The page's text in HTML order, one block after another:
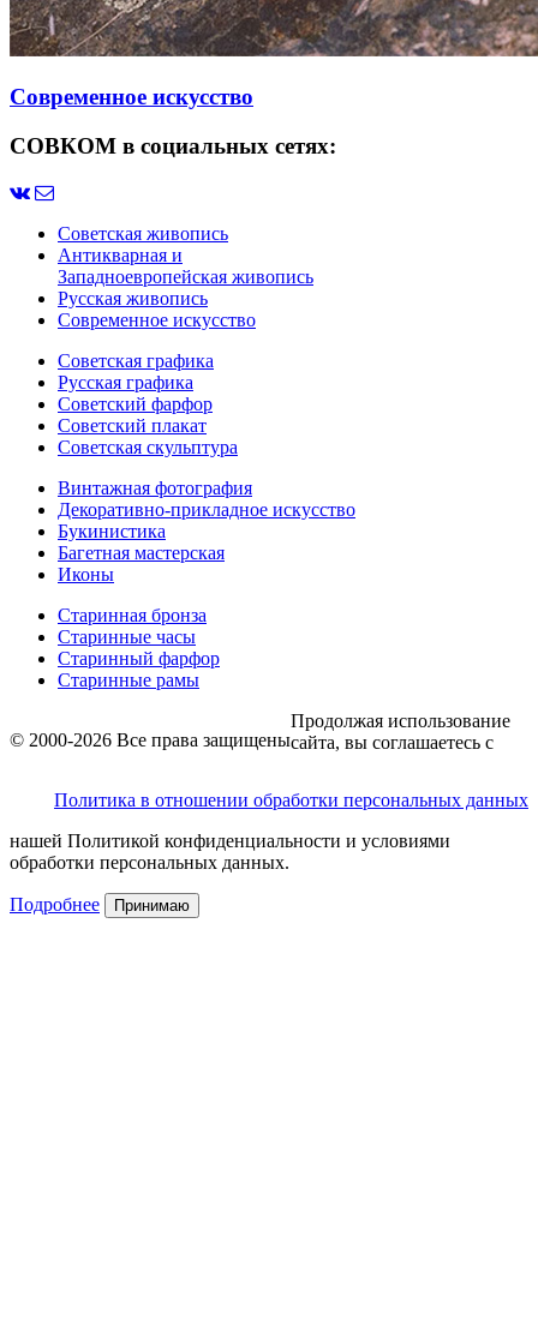
Современное искусство
СОВКОМ в социальных сетях:
Советская живопись
Антикварная и
Западноевропейская живопись
Русская живопись
Современное искусство
Советская графика
Русская графика
Советский фарфор
Советский плакат
Советская скульптура
Винтажная фотография
Декоративно-прикладное искусство
Букинистика
Багетная мастерская
Иконы
Старинная бронза
Старинные часы
Старинный фарфор
Старинные рамы
© 2000-2026 Все права защищены
Политика в отношении обработки персональных данных
Продолжая использование
сайта, вы соглашаетесь с
нашей Политикой конфиденциальности и условиями
обработки персональных данных.
Подробнее Принимаю